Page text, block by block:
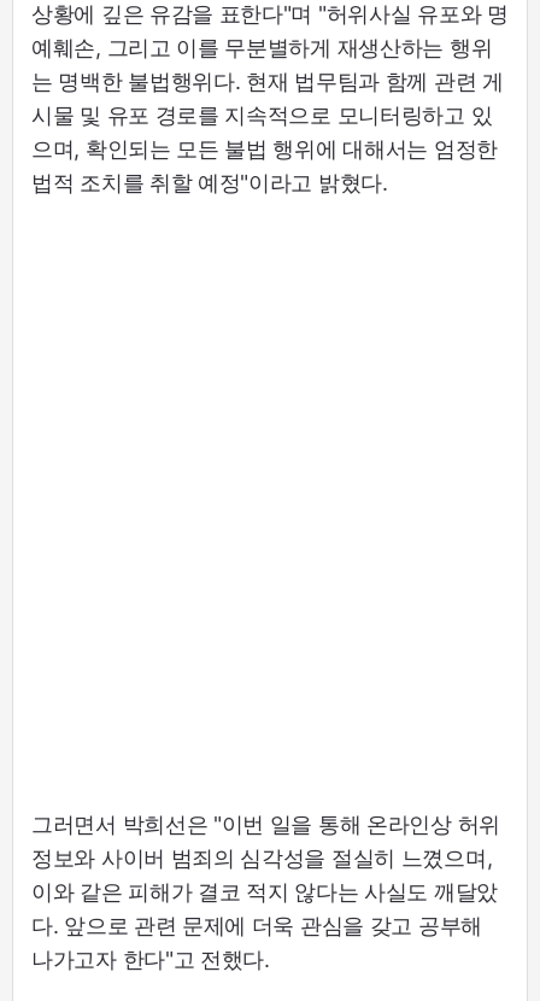
상황에 깊은 유감을 표한다"며 "허위사실 유포와 명
예훼손, 그리고 이를 무분별하게 재생산하는 행위
는 명백한 불법행위다. 현재 법무팀과 함께 관련 게
시물 및 유포 경로를 지속적으로 모니터링하고 있
으며, 확인되는 모든 불법 행위에 대해서는 엄정한
법적 조치를 취할 예정"이라고 밝혔다.
그러면서 박희선은 "이번 일을 통해 온라인상 허위
정보와 사이버 범죄의 심각성을 절실히 느꼈으며,
이와 같은 피해가 결코 적지 않다는 사실도 깨달았
다. 앞으로 관련 문제에 더욱 관심을 갖고 공부해
나가고자 한다"고 전했다.